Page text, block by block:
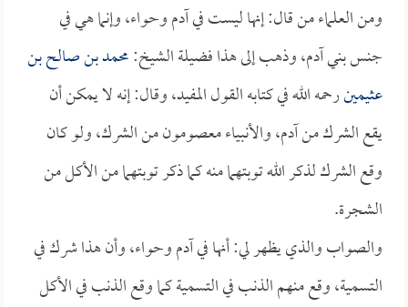
ومن العلماء من قال: إنها ليست في آدم وحواء، وإنما هي في
جنس بني آدم، وذهب إلى هذا فضيلة الشيخ:محمد بن صالح بن
عثيمينرحمه الله في كتابه القول المفيد، وقال: إنه لا يمكن أن
يقع الشرك من آدم، والأنبياء معصومون من الشرك، ولو كان
وقع الشرك لذكر الله توبتهما منه كما ذكر توبتهما من الأكل من
الشجرة.
والصواب والذي يظهر لي: أنها في آدم وحواء، وأن هذا شرك في
التسمية، وقع منهم الذنب في التسمية كما وقع الذنب في الأكل